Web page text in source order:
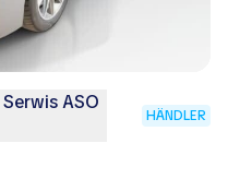
ASO
HÄNDLER